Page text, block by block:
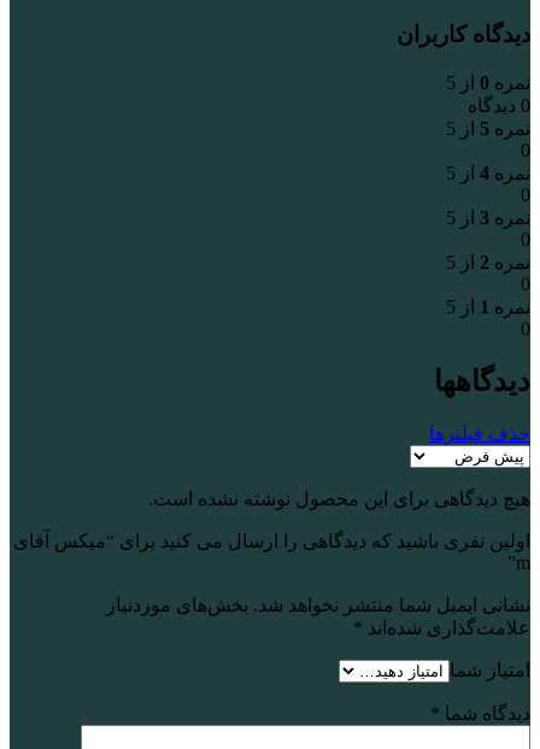
دیدگاه کاربران
نمره 0 از 5
0 دیدگاه
نمره 5 از 5
0
نمره 4 از 5
0
نمره 3 از 5
0
نمره 2 از 5
0
نمره 1 از 5
0
دیدگاهها
حذف فیلترها
هیچ دیدگاهی برای این محصول نوشته نشده است.
اولین نفری باشید که دیدگاهی را ارسال می کنید برای “میکس آقای
m”
نشانی ایمیل شما منتشر نخواهد شد. بخش‌های موردنیاز
علامت‌گذاری شده‌اند *
امتیاز شما
دیدگاه شما *